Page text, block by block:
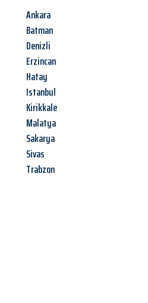
Ankara
Batman
Denizli
Erzincan
Hatay
Istanbul
Kirikkale
Malatya
Sakarya
Sivas
Trabzon